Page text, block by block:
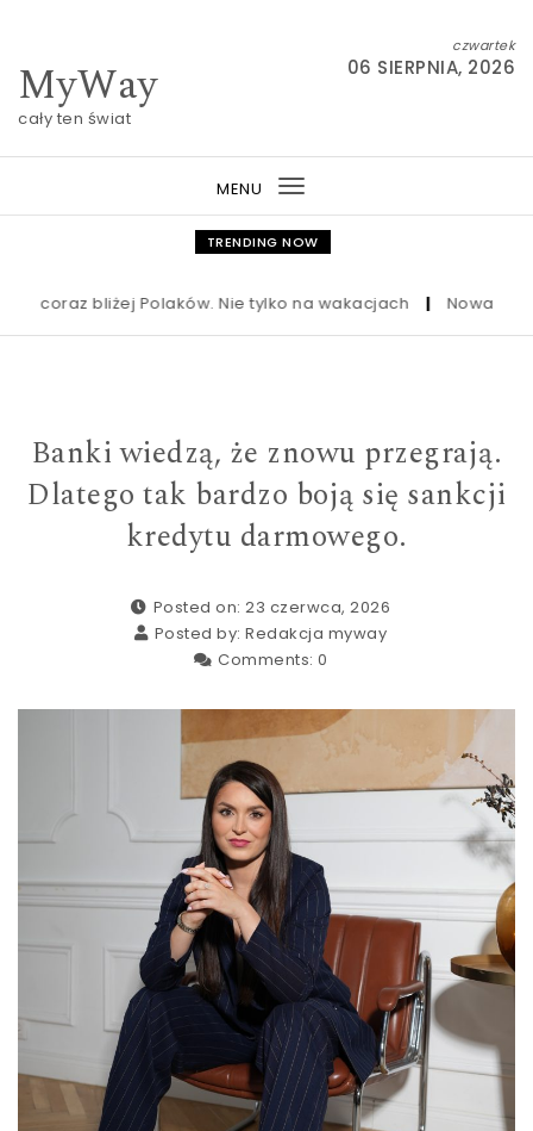
MyWay
cały ten świat
czwartek
06 SIERPNIA, 2026
MENU
Toggle
navigation
TRENDING NOW
bliżej Polaków. Nie tylko na wakacjach | Nowa ustawa
Banki wiedzą, że znowu przegrają.
Dlatego tak bardzo boją się sankcji
kredytu darmowego.
Posted on: 23 czerwca, 2026
Posted by: Redakcja myway
Comments: 0